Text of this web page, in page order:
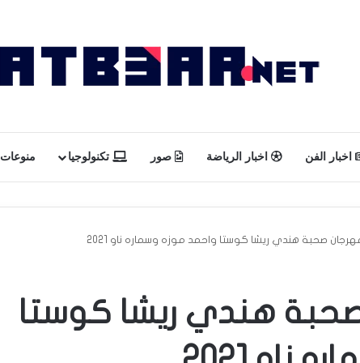
اخبار الفن اخبار الرياضة صور تكنولوجيا منوعات
صحبة هندي ريشا كوستا واحمد موزه وسماره ناو 2021
هندي ريشا كوستا